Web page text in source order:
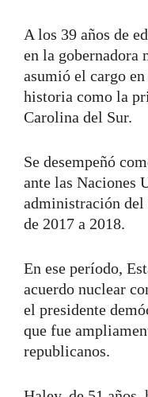
A los 39 años de
en la gobernadora
asumió el cargo
historia como la
Carolina del Sur.
Se desempeñó
ante las Naciones
administración del
de 2017 a 2018.
En ese período,
acuerdo nuclear
el presidente
que fue
republicanos.